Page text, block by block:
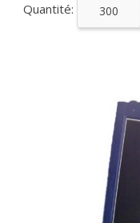
Quantité: